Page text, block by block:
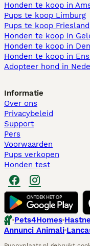
Honden te koop in
Pups te koop Limburg​
Pups te koop Friesland​
Honden te koop in
Honden te koop in
Honden te koop in
Adopteer hond in
Informatie
Over ons
Privacybeleid
Support
Pers
Voorwaarden
Pups verkopen
Honden test
Pets4Homes
Annunci Animali